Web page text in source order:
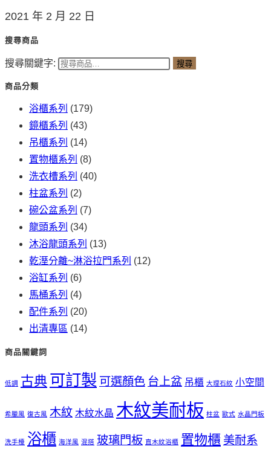
2021 年 2 月 22 日
搜尋商品
搜尋關鍵字: 搜尋
商品分類
浴櫃系列 (179)
鏡櫃系列 (43)
吊櫃系列 (14)
置物櫃系列 (8)
洗衣槽系列 (40)
柱盆系列 (2)
碗公盆系列 (7)
龍頭系列 (34)
沐浴龍頭系列 (13)
乾溼分離~淋浴拉門系列 (12)
浴缸系列 (6)
馬桶系列 (4)
配件系列 (20)
出清專區 (14)
商品關鍵詞
低調 古典 可訂製 可選顏色 台上盆 吊櫃 大理石紋 小空間
希臘風 復古風 木紋 木紋水晶 木紋美耐板 柱盆 歐式 水晶門板
洗手檯 浴櫃 海洋風 混搭 玻璃門板 直木紋浴櫃 置物櫃 美耐系